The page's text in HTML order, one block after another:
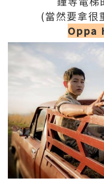
(當然要拿很
Oppa